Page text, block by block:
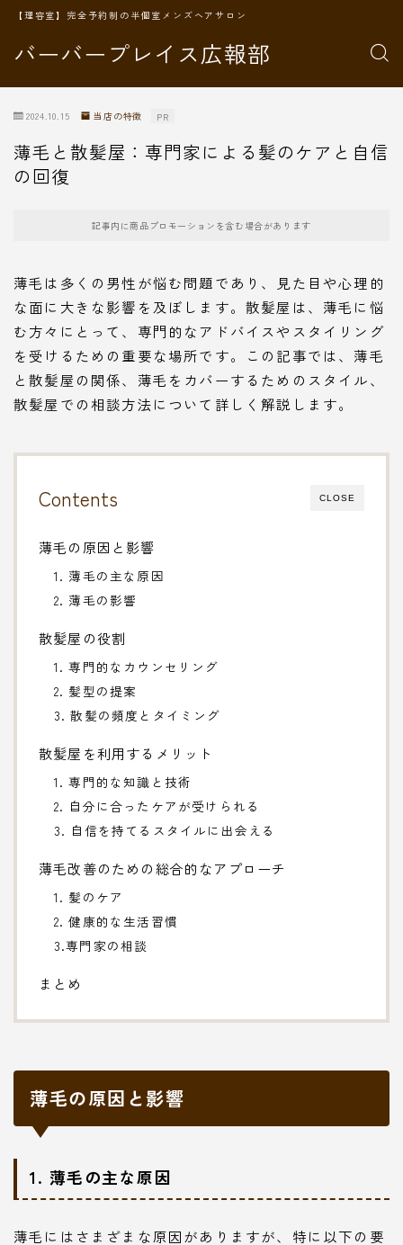
バーバープレイス広報部
【理容室】完全予約制の半個室メンズヘアサロン
2024.10.15 当店の特徴 PR
薄毛と散髪屋：専門家による髪のケアと自信
の回復
記事内に商品プロモーションを含む場合があります
薄毛は多くの男性が悩む問題であり、見た目や心理的
な面に大きな影響を及ぼします。散髪屋は、薄毛に悩
む方々にとって、専門的なアドバイスやスタイリング
を受けるための重要な場所です。この記事では、薄毛
と散髪屋の関係、薄毛をカバーするためのスタイル、
散髪屋での相談方法について詳しく解説します。
CLOSE
Contents
薄毛の原因と影響
1. 薄毛の主な原因
2. 薄毛の影響
散髪屋の役割
1. 専門的なカウンセリング
2. 髪型の提案
3. 散髪の頻度とタイミング
散髪屋を利用するメリット
1. 専門的な知識と技術
2. 自分に合ったケアが受けられる
3. 自信を持てるスタイルに出会える
薄毛改善のための総合的なアプローチ
1. 髪のケア
2. 健康的な生活習慣
3.専門家の相談
まとめ
薄毛の原因と影響
1. 薄毛の主な原因
薄毛にはさまざまな原因がありますが、特に以下の要